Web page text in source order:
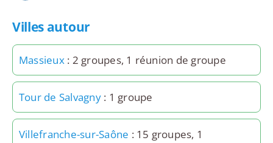
Villes autour
Massieux: 2 groupes, 1 réunion de groupe
Tour de Salvagny: 1 groupe
Villefranche-sur-Saône : 15 groupes, 1